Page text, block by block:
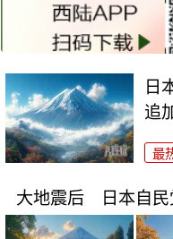
日
追
最
大地震后 日本自民